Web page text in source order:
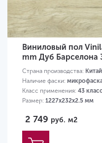
Виниловый пол
mm Дуб Барселона
Страна производства: Китай
Наличие фаски:
Класс применения: 43 класс
Размер: 1227х232х2.5 мм
2 749 руб. м2